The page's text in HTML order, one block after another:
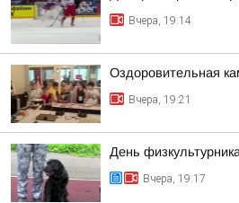
Вчера, 19:14
Оздоровительная
Вчера, 19:21
День
Вчера, 19:17